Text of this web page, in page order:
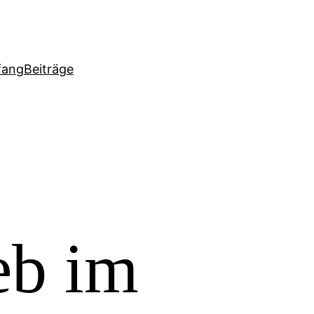
Beiträge
im